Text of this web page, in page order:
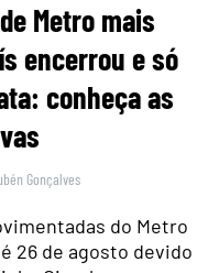
Metro mais
encerrou e só
conheça as
Gonçalves
do Metro
26 de agosto devido